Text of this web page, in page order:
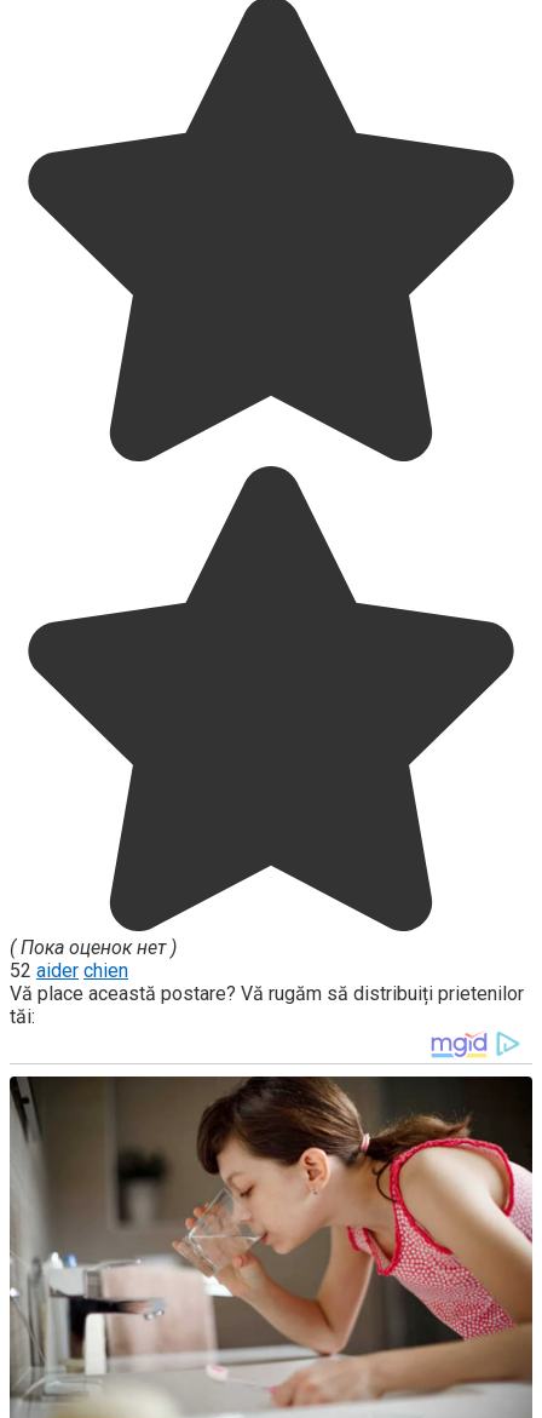
( Пока оценок нет )
52 aider chien
Vă place această postare? Vă rugăm să distribuiți prietenilor
tăi: